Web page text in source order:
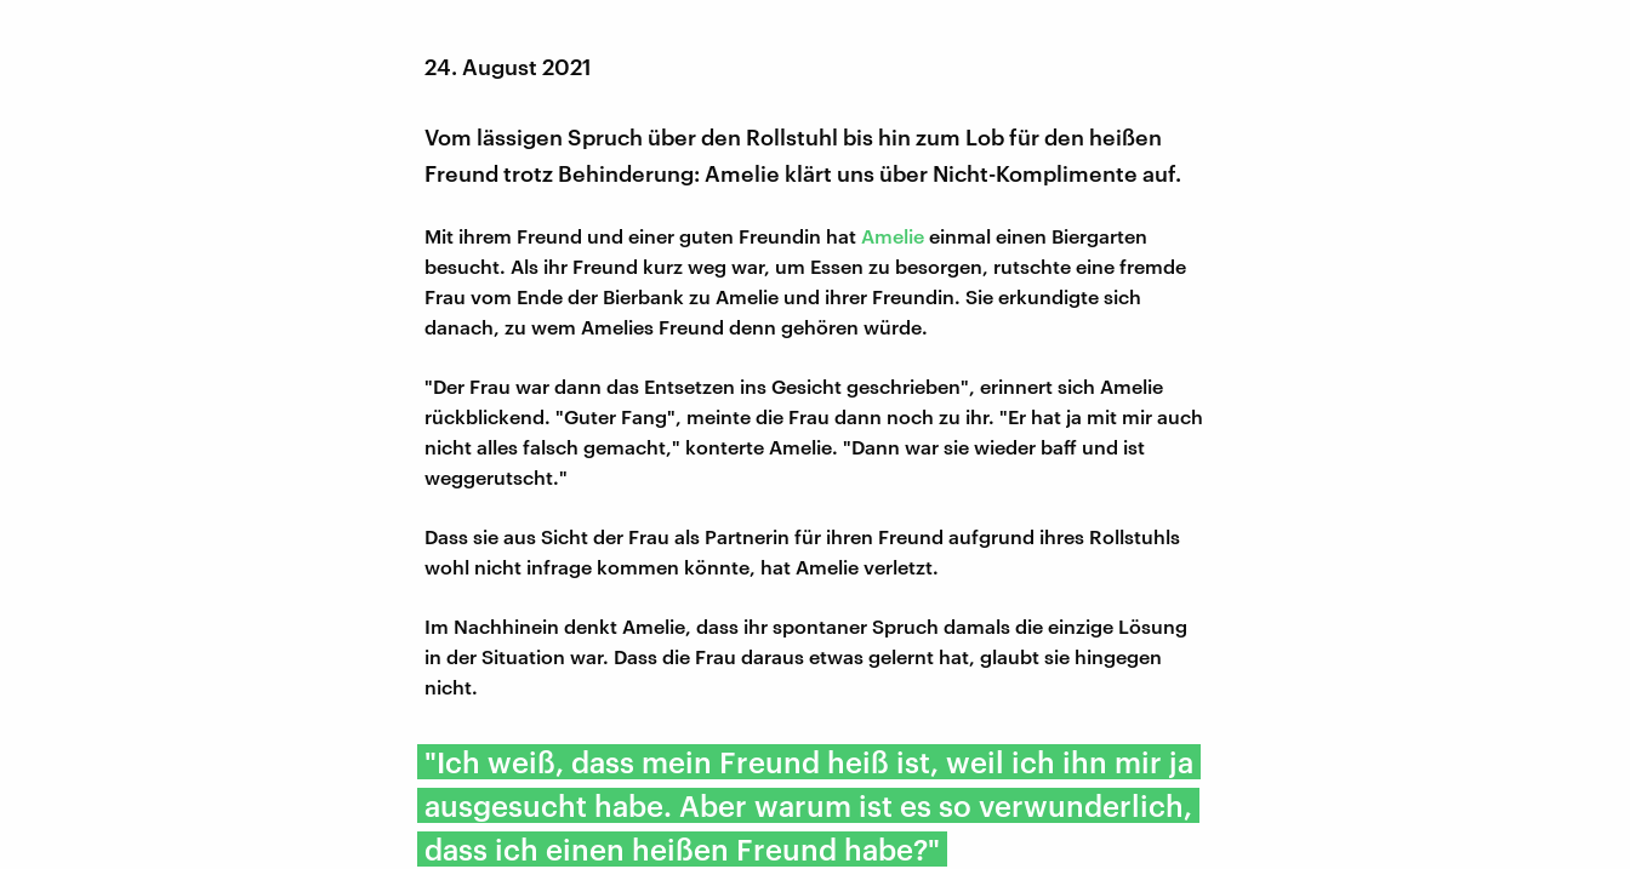
24. August 2021
Vom lässigen Spruch über den Rollstuhl bis hin zum Lob für den heißen
Freund trotz Behinderung: Amelie klärt uns über Nicht-Komplimente auf.
Mit ihrem Freund und einer guten Freundin hat Amelie einmal einen Biergarten
besucht. Als ihr Freund kurz weg war, um Essen zu besorgen, rutschte eine fremde
Frau vom Ende der Bierbank zu Amelie und ihrer Freundin. Sie erkundigte sich
danach, zu wem Amelies Freund denn gehören würde.
"Der Frau war dann das Entsetzen ins Gesicht geschrieben", erinnert sich Amelie
rückblickend. "Guter Fang", meinte die Frau dann noch zu ihr. "Er hat ja mit mir auch
nicht alles falsch gemacht," konterte Amelie. "Dann war sie wieder baff und ist
weggerutscht."
Dass sie aus Sicht der Frau als Partnerin für ihren Freund aufgrund ihres Rollstuhls
wohl nicht infrage kommen könnte, hat Amelie verletzt.
Im Nachhinein denkt Amelie, dass ihr spontaner Spruch damals die einzige Lösung
in der Situation war. Dass die Frau daraus etwas gelernt hat, glaubt sie hingegen
nicht.
"Ich weiß, dass mein Freund heiß ist, weil ich ihn mir ja
ausgesucht habe. Aber warum ist es so verwunderlich,
dass ich einen heißen Freund habe?"